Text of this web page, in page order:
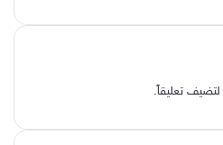
لتضيف تعليقاً.